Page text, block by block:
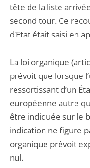
tête de la liste
second tour. Ce
d’Etat était saisi en
La loi organique
prévoit que lorsque
ressortissant d’un
européenne autre
être indiquée sur le
indication ne figure
organique prévoit
nul.